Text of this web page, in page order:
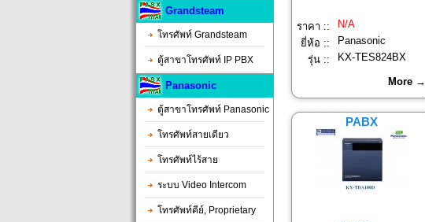
Grandsteam
โทรศัพท์ Grandsteam
ตู้สาขาโทรศัพท์ IP PBX
Panasonic
ตู้สาขาโทรศัพท์ Panasonic
โทรศัพท์สายเดียว
โทรศัพท์ไร้สาย
ระบบ Video Intercom
โทรศัพท์คีย์, Proprietary
ราคา ::
N/A
ยี่ห้อ ::
Panasonic
รุ่น ::
KX-TES824BX
More →
PABX